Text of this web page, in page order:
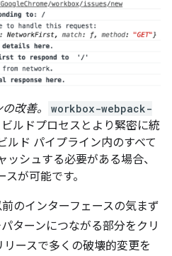
改善。
workbox-webpack-
ルドプロセスとより緊密に統
ルド パイプライン内のすべて
ッシュする必要がある場合、
が可能です。
のインターフェースの気まず
ターンにつながる部分をクリ
ースで多くの破壊的変更を